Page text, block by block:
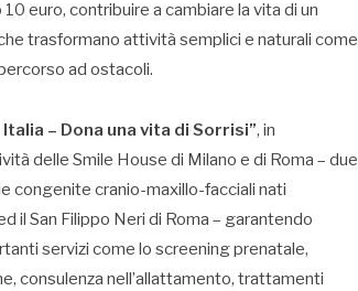
euro, contribuire a cambiare la vita di un
trasformano attività semplici e naturali come
ad ostacoli.
Italia – Dona una vita di Sorrisi”, in
delle Smile House di Milano e di Roma – due
congenite cranio-maxillo-facciali nati
il San Filippo Neri di Roma – garantendo
servizi come lo screening prenatale,
consulenza nell’allattamento, trattamenti